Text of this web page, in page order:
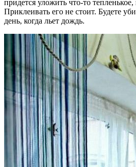
придется уложить что-то
Приклеивать его не стоит. Будете
день, когда льет дождь.